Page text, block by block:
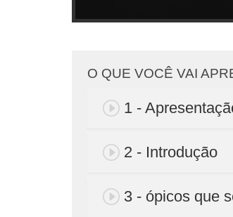
O QUE VOCÊ VAI
1 -
2 - Introdução
3 - ópicos que